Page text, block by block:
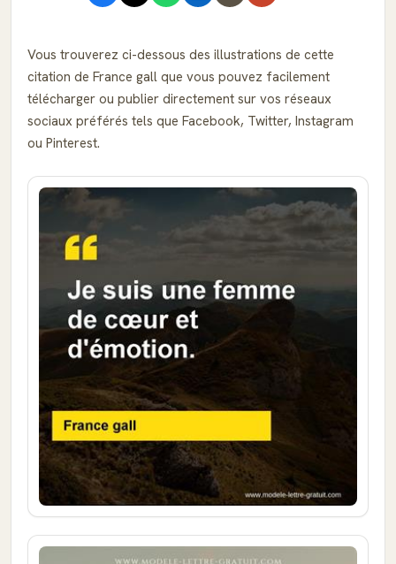
Vous trouverez ci-dessous des illustrations de cette
citation de France gall que vous pouvez facilement
télécharger ou publier directement sur vos réseaux
sociaux préférés tels que Facebook, Twitter, Instagram
ou Pinterest.